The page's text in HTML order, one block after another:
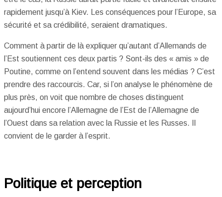
rapidement jusqu’à Kiev. Les conséquences pour l’Europe, sa
sécurité et sa crédibilité, seraient dramatiques.
Comment à partir de là expliquer qu’autant d’Allemands de
l’Est soutiennent ces deux partis ? Sont-ils des « amis » de
Poutine, comme on l’entend souvent dans les médias ? C’est
prendre des raccourcis. Car, si l’on analyse le phénomène de
plus près, on voit que nombre de choses distinguent
aujourd’hui encore l’Allemagne de l’Est de l’Allemagne de
l’Ouest dans sa relation avec la Russie et les Russes. Il
convient de le garder à l’esprit.
Politique et perception